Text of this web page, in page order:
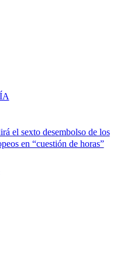
el sexto desembolso de los
en “cuestión de horas”